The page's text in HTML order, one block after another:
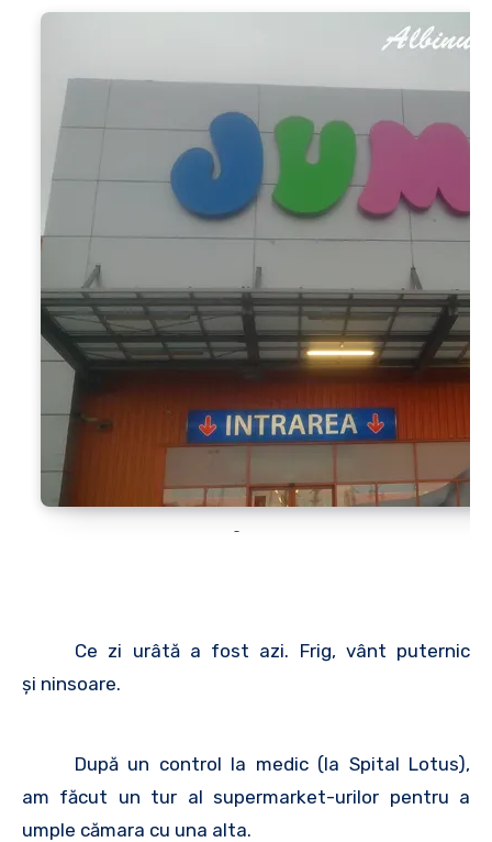
Ce zi urâtă a fost azi. Frig, vânt puternic
şi ninsoare.
După un control la medic (la Spital Lotus),
am făcut un tur al supermarket-urilor pentru a
umple cămara cu una alta.